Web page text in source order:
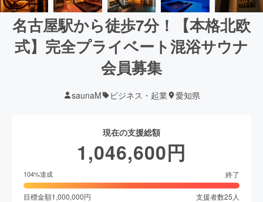
名古屋駅から徒歩7分！【本格北欧
式】完全プライベート混浴サウナ
会員募集
saunaM ビジネス・起業 愛知県
現在の支援総額
1,046,600円
104%達成 終了
目標金額1,000,000円 支援者数25 人